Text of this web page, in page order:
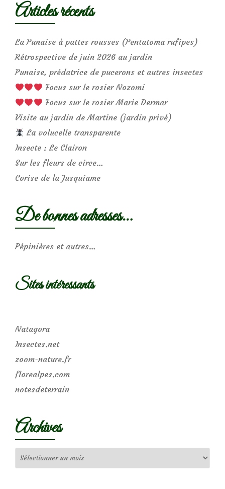
Articles récents
La Punaise à pattes rousses (Pentatoma rufipes)
Rétrospective de juin 2026 au jardin
Punaise, prédatrice de pucerons et autres insectes
Focus sur le rosier Nozomi
Focus sur le rosier Marie Dermar
Visite au jardin de Martine (jardin privé)
La volucelle transparente
Insecte : Le Clairon
Sur les fleurs de circe…
Corise de la Jusquiame
De bonnes adresses…
Pépinières et autres…
Sites intéressants
Natagora
Insectes.net
zoom-nature.fr
florealpes.com
notesdeterrain
Archives